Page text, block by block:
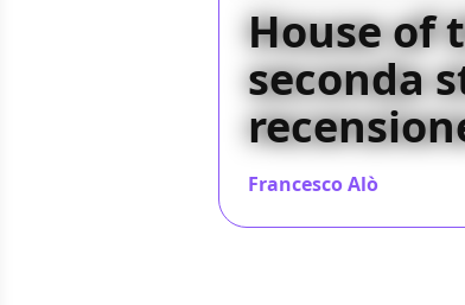
House of
seconda
Francesco Alò